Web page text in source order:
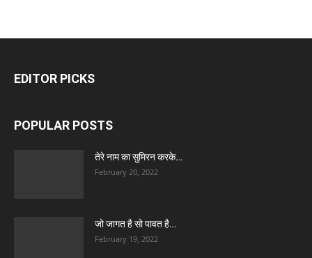
EDITOR PICKS
POPULAR POSTS
तेरे नाम का सुमिरन करके…
February 20, 2022
जो जागत है सो पावत है…
February 19, 2022